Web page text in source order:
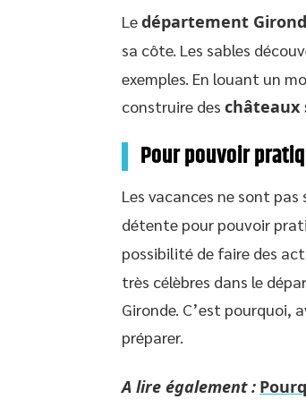
Ledépartement
sa côte. Les sables
exemples. En louant un
construire des châteaux
Pour pouvoir
Les vacances ne sont pas
détente pour pouvoir
possibilité de faire des
très célèbres dans le
Gironde. C’est pourquoi,
préparer.
A lire également :